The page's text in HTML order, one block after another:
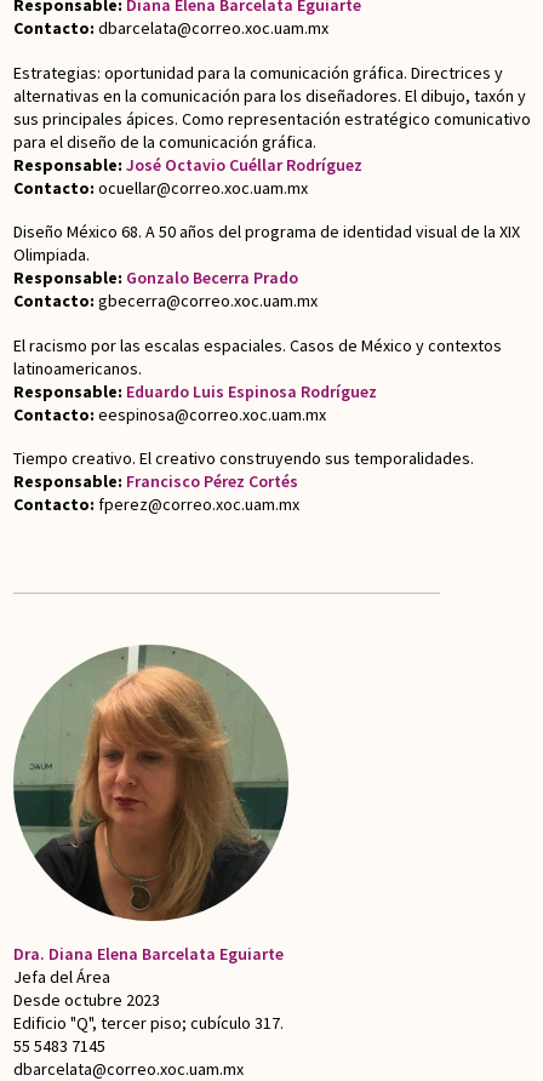
Responsable: Diana Elena Barcelata Eguiarte
Contacto: dbarcelata@correo.xoc.uam.mx
Estrategias: oportunidad para la comunicación gráfica. Directrices y
alternativas en la comunicación para los diseñadores. El dibujo, taxón y
sus principales ápices. Como representación estratégico comunicativo
para el diseño de la comunicación gráfica.
Responsable: José Octavio Cuéllar Rodríguez
Contacto: ocuellar@correo.xoc.uam.mx
Diseño México 68. A 50 años del programa de identidad visual de la XIX
Olimpiada.
Responsable: Gonzalo Becerra Prado
Contacto: gbecerra@correo.xoc.uam.mx
El racismo por las escalas espaciales. Casos de México y contextos
latinoamericanos.
Responsable: Eduardo Luis Espinosa Rodríguez
Contacto: eespinosa@correo.xoc.uam.mx
Tiempo creativo. El creativo construyendo sus temporalidades.
Responsable: Francisco Pérez Cortés
Contacto: fperez@correo.xoc.uam.mx
Dra. Diana Elena Barcelata Eguiarte
Jefa del Área
Desde octubre 2023
Edificio "Q", tercer piso; cubículo 317.
55 5483 7145
dbarcelata@correo.xoc.uam.mx